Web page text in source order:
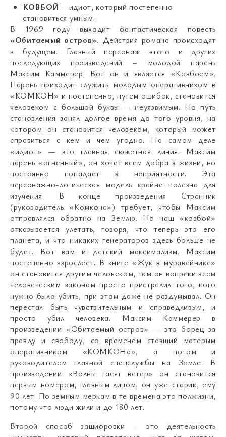
КОВБОЙ – идиот, который постепенно
становиться умным.
В 1969 году выходит фантастическая повесть
«Обитаемый остров». Действия романа происходят
в будущем. Главный персонаж этого и других
последующих произведений – молодой парень
Максим Каммерер. Вот он и является «Ковбоем».
Парень приходит служить молодым оперативником в
«КОМКОН» и постепенно, путем ошибок, становится
человеком с большой буквы — неуязвимым. Но путь
становления занял долгое время до того уровня, на
котором он становится человеком, который может
справиться с кем и чем угодно. На самом деле
«идиот» — это главная сюжетная линия. Максим
парень «огненный», он хочет всем добра в жизни, но
постоянно попадает в неприятности. Эта
персонажно-логическая модель крайне полезна для
изучения. В конце произведения Странник
(руководитель «Комкона») требует, чтобы Максим
отправлялся обратно на Землю. Но наш «ковбой»
отказывается улетать, говоря, что теперь это его
планета, и что никаких генераторов здесь больше не
будет. Вот вам и детский максимализм. Максим
постепенно взрослеет. В книге «Жук в муравейнике»
он становится другим человеком, там он вопреки всем
человеческим законам просто пристрелил того, кого
нужно было убить, при этом даже не раздумывал. Он
перестал быть чувствительным и справедливым, и
просто убил человека. Максим Каммерер в
произведении «Обитаемый остров» — это борец за
правду и свободу, со временем ставший матерым
оперативником «КОМКОНа», а потом и
руководителем главной спецслужбы на Земле. В
произведении «Волны гасят ветер» он становится
первым номером, главным лицом, он уже старик, ему
90 лет. По земным меркам в те времена это полжизни,
потому что люди жили и до 180 лет.
Второй способ зашифровки – это деятельность